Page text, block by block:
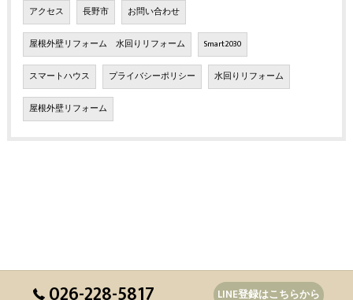
アクセス 長野市 お問い合わせ
屋根外壁リフォーム 水回りリフォーム Smart2030
スマートハウス プライバシーポリシー 水回りリフォーム
屋根外壁リフォーム
LINE登録はこちらから